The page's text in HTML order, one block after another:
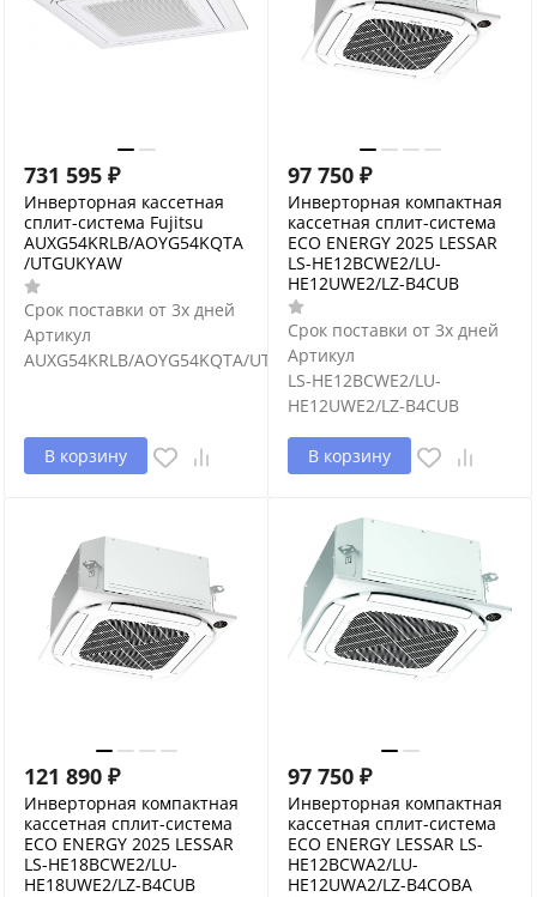
731 595 ₽
Инверторная кассетная
сплит-система Fujitsu
AUXG54KRLB/AOYG54KQTA
/UTGUKYAW
Срок поставки от 3х дней
Артикул
AUXG54KRLB/AOYG54KQTA/UTGUKYAW
В корзину
97 750 ₽
Инверторная компактная
кассетная сплит-система
ECO ENERGY 2025 LESSAR
LS-HE12BCWE2/LU-
HE12UWE2/LZ-B4CUB
Срок поставки от 3х дней
Артикул
LS-HE12BCWE2/LU-
HE12UWE2/LZ-B4CUB
В корзину
121 890 ₽
Инверторная компактная
кассетная сплит-система
ECO ENERGY 2025 LESSAR
LS-HE18BCWE2/LU-
HE18UWE2/LZ-B4CUB
97 750 ₽
Инверторная компактная
кассетная сплит-система
ECO ENERGY LESSAR LS-
HE12BCWA2/LU-
HE12UWA2/LZ-B4COBA